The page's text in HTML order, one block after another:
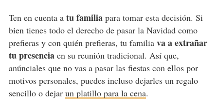
Ten en cuenta a tu familiapara tomar esta decisión. Si
bien tienes todo el derecho de pasar la Navidad como
prefieras y con quién prefieras, tu familia va a extrañar
tu presenciaen su reunión tradicional. Así que,
anúnciales que no vas a pasar las fiestas con ellos por
motivos personales, puedes incluso dejarles un regalo
sencillo o dejar un platillo para la cena.